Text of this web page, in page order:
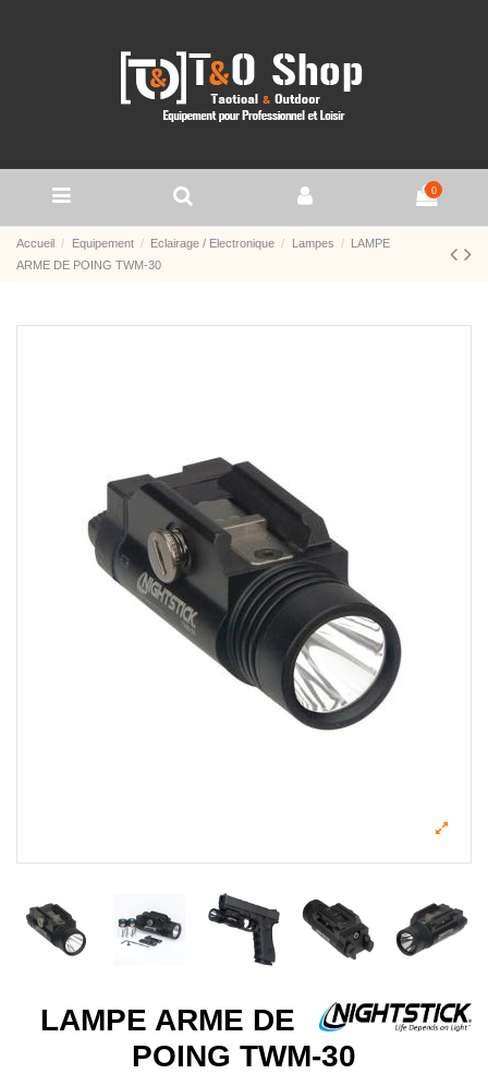
0
Accueil Equipement Eclairage / Electronique Lampes
LAMPE
ARME DE POING TWM-30
LAMPE ARME DE
POING TWM-30